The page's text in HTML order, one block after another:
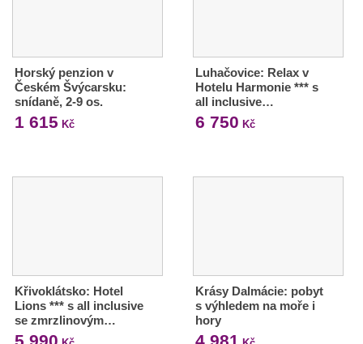
Horský penzion v
Českém Švýcarsku:
snídaně, 2-9 os.
1 615 Kč
Luhačovice: Relax v
Hotelu Harmonie *** s
all inclusive…
6 750 Kč
Křivoklátsko: Hotel
Lions *** s all inclusive
se zmrzlinovým…
Krásy Dalmácie: pobyt
s výhledem na moře i
hory